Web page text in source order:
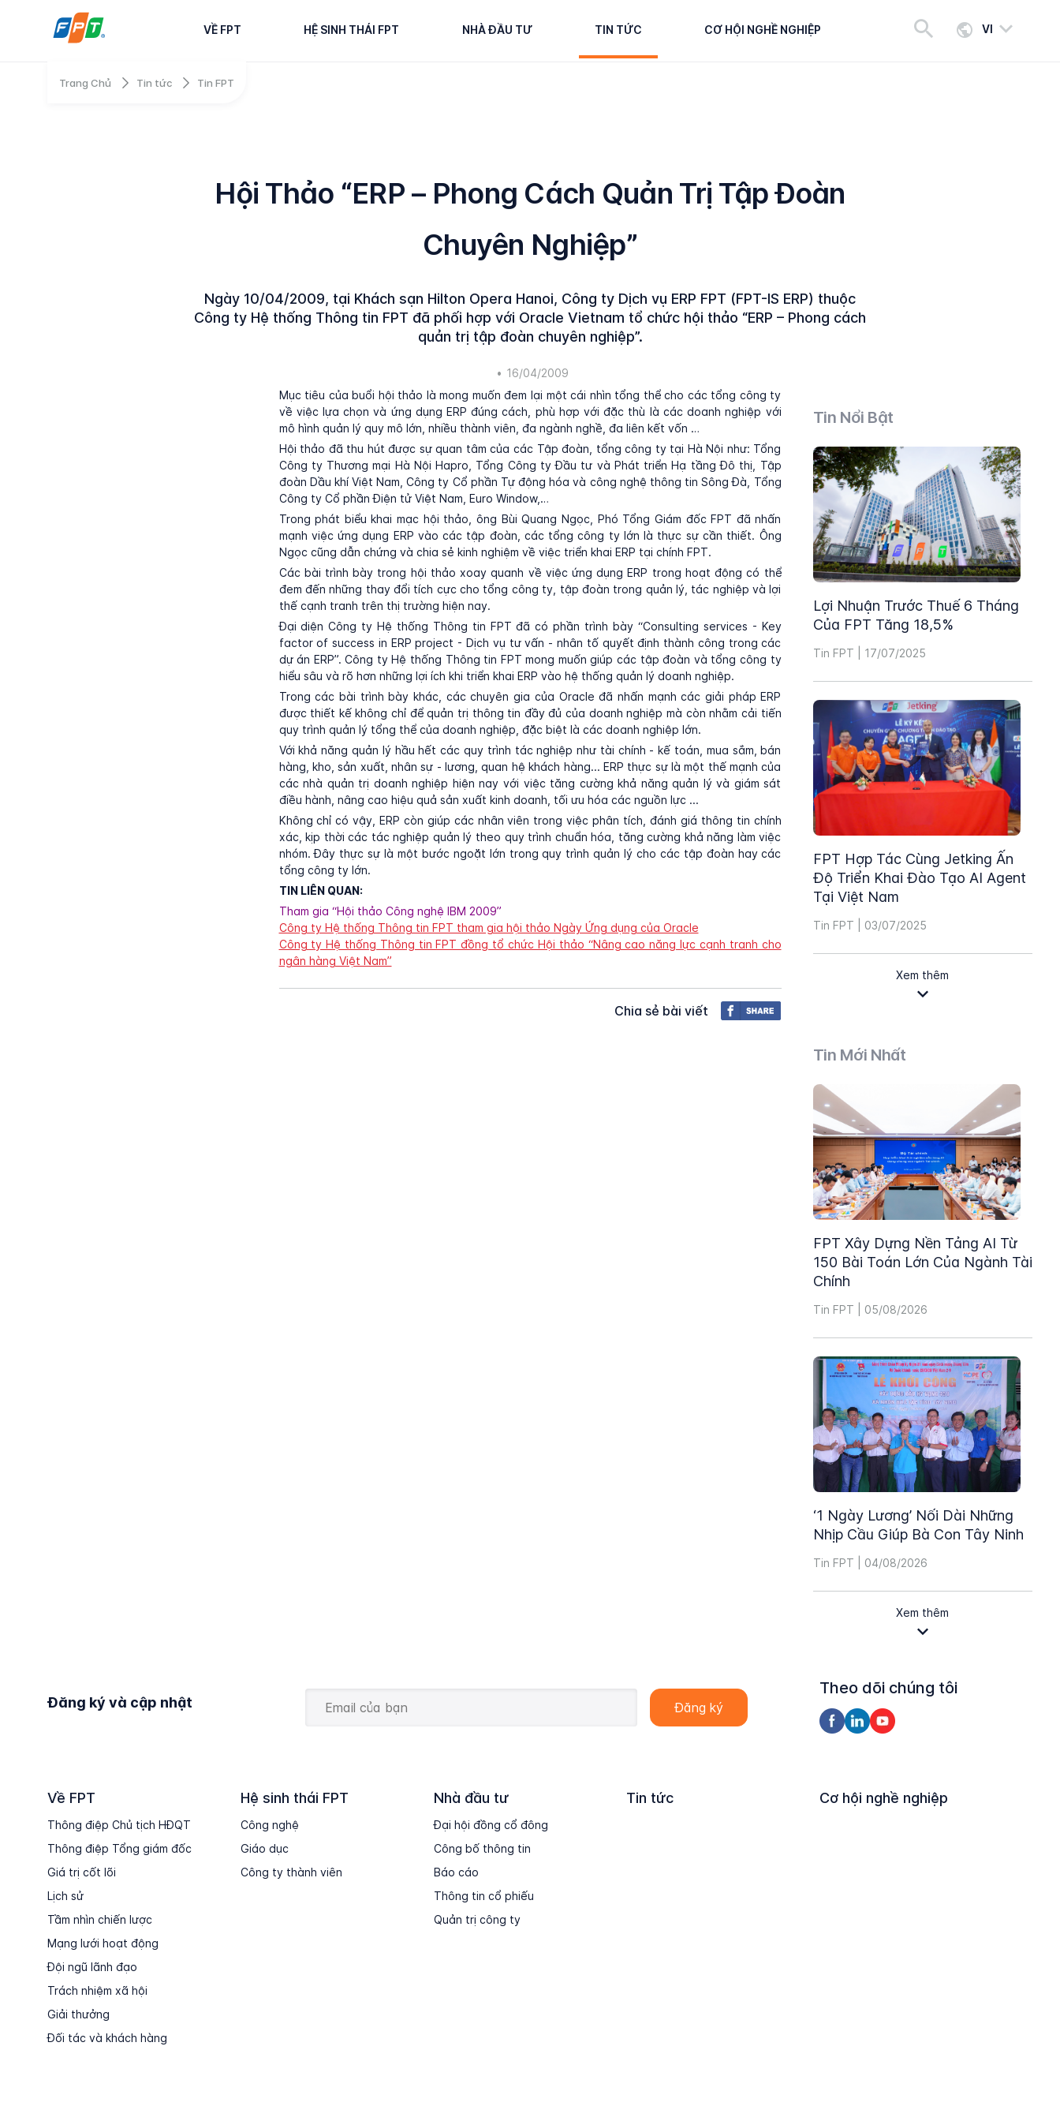
VỀ FPT HỆ SINH THÁI FPT NHÀ ĐẦU TƯ TIN TỨC CƠ HỘI NGHỀ NGHIỆP VI
Trang Chủ Tin tức Tin FPT
Hội Thảo “ERP – Phong Cách Quản Trị Tập Đoàn
Chuyên Nghiệp”
Ngày 10/04/2009, tại Khách sạn Hilton Opera Hanoi, Công ty Dịch vụ ERP FPT (FPT-IS ERP) thuộc
Công ty Hệ thống Thông tin FPT đã phối hợp với Oracle Vietnam tổ chức hội thảo “ERP – Phong cách
quản trị tập đoàn chuyên nghiệp”.
• 16/04/2009
Mục tiêu của buổi hội thảo là mong muốn đem lại một cái nhìn tổng thể cho các tổng công ty
về việc lựa chọn và ứng dụng ERP đúng cách, phù hợp với đặc thù là các doanh nghiệp với
mô hình quản lý quy mô lớn, nhiều thành viên, đa ngành nghề, đa liên kết vốn …
Hội thảo đã thu hút được sự quan tâm của các Tập đoàn, tổng công ty tại Hà Nội như: Tổng
Công ty Thương mại Hà Nội Hapro, Tổng Công ty Đầu tư và Phát triển Hạ tầng Đô thị, Tập
đoàn Dầu khí Việt Nam, Công ty Cổ phần Tự động hóa và công nghệ thông tin Sông Đà, Tổng
Công ty Cổ phần Điện tử Việt Nam, Euro Window,…
Trong phát biểu khai mạc hội thảo, ông Bùi Quang Ngọc, Phó Tổng Giám đốc FPT đã nhấn
mạnh việc ứng dụng ERP vào các tập đoàn, các tổng công ty lớn là thực sự cần thiết. Ông
Ngọc cũng dẫn chứng và chia sẻ kinh nghiệm về việc triển khai ERP tại chính FPT.
Các bài trình bày trong hội thảo xoay quanh về việc ứng dụng ERP trong hoạt động có thể
đem đến những thay đổi tích cực cho tổng công ty, tập đoàn trong quản lý, tác nghiệp và lợi
thế cạnh tranh trên thị trường hiện nay.
Đại diện Công ty Hệ thống Thông tin FPT đã có phần trình bày “Consulting services - Key
factor of success in ERP project - Dịch vụ tư vấn - nhân tố quyết định thành công trong các
dự án ERP”. Công ty Hệ thống Thông tin FPT mong muốn giúp các tập đoàn và tổng công ty
hiểu sâu và rõ hơn những lợi ích khi triển khai ERP vào hệ thống quản lý doanh nghiệp.
Trong các bài trình bày khác, các chuyên gia của Oracle đã nhấn mạnh các giải pháp ERP
được thiết kế không chỉ để quản trị thông tin đầy đủ của doanh nghiệp mà còn nhằm cải tiến
quy trình quản lý tổng thể của doanh nghiệp, đặc biệt là các doanh nghiệp lớn.
Với khả năng quản lý hầu hết các quy trình tác nghiệp như tài chính - kế toán, mua sắm, bán
hàng, kho, sản xuất, nhân sự - lương, quan hệ khách hàng... ERP thực sự là một thế mạnh của
các nhà quản trị doanh nghiệp hiện nay với việc tăng cường khả năng quản lý và giám sát
điều hành, nâng cao hiệu quả sản xuất kinh doanh, tối ưu hóa các nguồn lực ...
Không chỉ có vậy, ERP còn giúp các nhân viên trong việc phân tích, đánh giá thông tin chính
xác, kịp thời các tác nghiệp quản lý theo quy trình chuẩn hóa, tăng cường khả năng làm việc
nhóm. Đây thực sự là một bước ngoặt lớn trong quy trình quản lý cho các tập đoàn hay các
tổng công ty lớn.
TIN LIÊN QUAN:
Tham gia “Hội thảo Công nghệ IBM 2009”
Công ty Hệ thống Thông tin FPT tham gia hội thảo Ngày Ứng dụng của Oracle
Công ty Hệ thống Thông tin FPT đồng tổ chức Hội thảo “Nâng cao năng lực cạnh tranh cho
ngân hàng Việt Nam”
Chia sẻ bài viết
Tin Nổi Bật
Lợi Nhuận Trước Thuế 6 Tháng
Của FPT Tăng 18,5%
Tin FPT | 17/07/2025
FPT Hợp Tác Cùng Jetking Ấn
Độ Triển Khai Đào Tạo AI Agent
Tại Việt Nam
Tin FPT | 03/07/2025
Xem thêm
Tin Mới Nhất
FPT Xây Dựng Nền Tảng AI Từ
150 Bài Toán Lớn Của Ngành Tài
Chính
Tin FPT | 05/08/2026
‘1 Ngày Lương’ Nối Dài Những
Nhịp Cầu Giúp Bà Con Tây Ninh
Tin FPT | 04/08/2026
Xem thêm
Đăng ký và cập nhật
Theo dõi chúng tôi
Về FPT
Thông điệp Chủ tịch HĐQT
Thông điệp Tổng giám đốc
Giá trị cốt lõi
Lịch sử
Tầm nhìn chiến lược
Mạng lưới hoạt động
Đội ngũ lãnh đạo
Trách nhiệm xã hội
Giải thưởng
Đối tác và khách hàng
Hệ sinh thái FPT
Công nghệ
Giáo dục
Công ty thành viên
Nhà đầu tư
Đại hội đồng cổ đông
Công bố thông tin
Báo cáo
Thông tin cổ phiếu
Quản trị công ty
Tin tức Cơ hội nghề nghiệp